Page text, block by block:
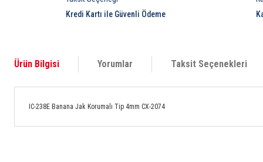
Kredi Kartı ile Güvenli Ödeme
Ürün Bilgisi Yorumlar Taksit Seçenekleri
IC-238E Banana Jak Korumalı Tip 4mm CX-2074